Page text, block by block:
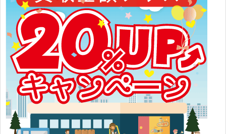
グッドスマイルカンパニー セイバー・リリィ ~
全て遠き理想郷~ 1/7
4582191965215
メガハウス 1/8 異端審問官シギィ 4535123712746
メガハウス 歴戦の傭兵 エキドナ 4535123710940
アルター セルベリア・ブレス 水着Ver. 1/7スケー
ル 塗装済み完成品フィギュア
4560228202908
キャラアニ 1/8 斑鳩 4543341134288
グッドスマイルカンパニー 三浦あずさ 運命の瞬
間 とき 1/6
4907953449688